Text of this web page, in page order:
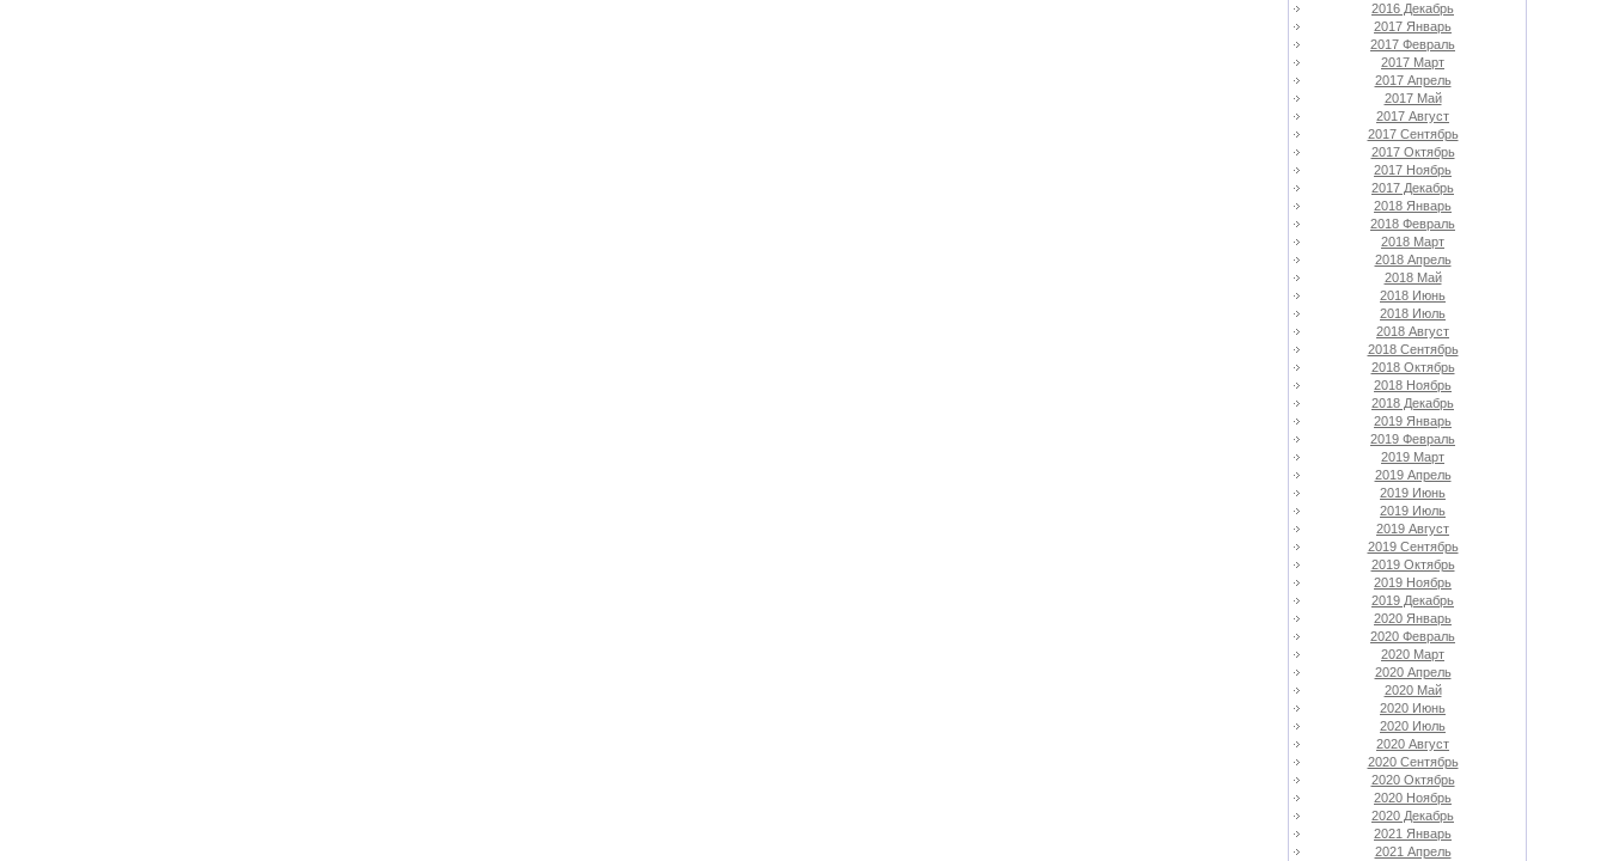
2016 Декабрь
2017 Январь
2017 Февраль
2017 Март
2017 Апрель
2017 Май
2017 Август
2017 Сентябрь
2017 Октябрь
2017 Ноябрь
2017 Декабрь
2018 Январь
2018 Февраль
2018 Март
2018 Апрель
2018 Май
2018 Июнь
2018 Июль
2018 Август
2018 Сентябрь
2018 Октябрь
2018 Ноябрь
2018 Декабрь
2019 Январь
2019 Февраль
2019 Март
2019 Апрель
2019 Июнь
2019 Июль
2019 Август
2019 Сентябрь
2019 Октябрь
2019 Ноябрь
2019 Декабрь
2020 Январь
2020 Февраль
2020 Март
2020 Апрель
2020 Май
2020 Июнь
2020 Июль
2020 Август
2020 Сентябрь
2020 Октябрь
2020 Ноябрь
2020 Декабрь
2021 Январь
2021 Апрель